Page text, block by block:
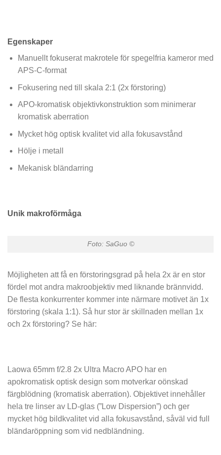
Egenskaper
Manuellt fokuserat makrotele för spegelfria kameror med
APS-C-format
Fokusering ned till skala 2:1 (2x förstoring)
APO-kromatisk objektivkonstruktion som minimerar
kromatisk aberration
Mycket hög optisk kvalitet vid alla fokusavstånd
Hölje i metall
Mekanisk bländarring
Unik makroförmåga
Foto: SaGuo ©
Möjligheten att få en förstoringsgrad på hela 2x är en stor
fördel mot andra makroobjektiv med liknande brännvidd.
De flesta konkurrenter kommer inte närmare motivet än 1x
förstoring (skala 1:1). Så hur stor är skillnaden mellan 1x
och 2x förstoring? Se här:
Laowa 65mm f/2.8 2x Ultra Macro APO har en
apokromatisk optisk design som motverkar oönskad
färgblödning (kromatisk aberration). Objektivet innehåller
hela tre linser av LD-glas (”Low Dispersion”) och ger
mycket hög bildkvalitet vid alla fokusavstånd, såväl vid full
bländaröppning som vid nedbländning.